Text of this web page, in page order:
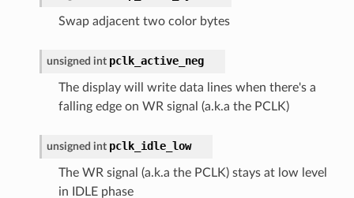
Swap adjacent two color bytes
unsigned int pclk_active_neg
The display will write data lines when there's a
falling edge on WR signal (a.k.a the PCLK)
unsigned int pclk_idle_low
The WR signal (a.k.a the PCLK) stays at low level
in IDLE phase